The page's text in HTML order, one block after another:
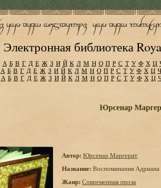
Электронная библиотека
А Б В Г Д Е Ж З И Й К Л М Н О П Р С Т У Ф Х Ц
А Б В Г Д Е Ж З И Й К Л М Н О П Р С Т У Ф Х Ц Ч
А Б В Г Д Е Ж З И Й К Л М Н О П Р С Т У Ф Х Ц
Юрсенар
Автор: Юрсенар Маргерит
Название: Воспоминания Адриана
Жанр: Современная проза